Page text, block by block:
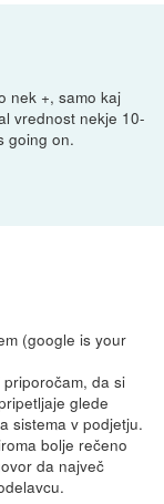
nek +, samo kaj
vrednost nekje 10-
going on.
(google is your
da si
glede
sistema v podjetju.
bolje rečeno
da največ